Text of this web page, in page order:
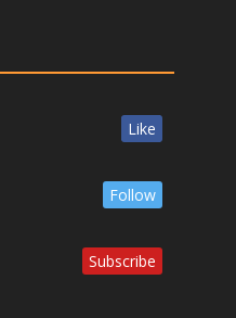
Like
Follow
Subscribe